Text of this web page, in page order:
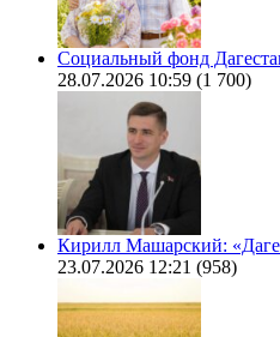
Социальный фонд
28.07.2026 10:59 (1 700)
Кирилл Машарский:
23.07.2026 12:21 (958)